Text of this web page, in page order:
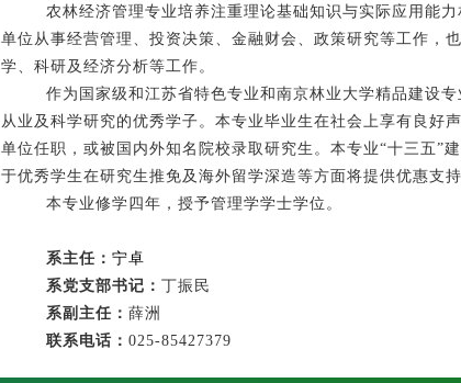
农林经济管理专业培养注重理论基础知识与实际应用能
单位从事经营管理、投资决策、金融财会、政策研究等工作，
学、科研及经济分析等工作。
作为国家级和江苏省特色专业和南京林业大学精品建设
从业及科学研究的优秀学子。本专业毕业生在社会上享有良好
单位任职，或被国内外知名院校录取研究生。本专业“十三五”
于优秀学生在研究生推免及海外留学深造等方面将提供优惠支持
本专业修学四年，授予管理学学士学位。
系主任： 宁卓
系党支部书记： 丁振民
系副主任： 薛洲
联系电话： 025-85427379